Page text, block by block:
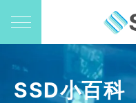
SSD小百科